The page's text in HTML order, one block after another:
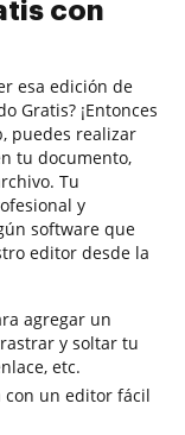
con
esa edición de
Gratis? ¡Entonces
puedes realizar
tu documento,
Tu
y
software que
editor desde la
agregar un
y soltar tu
etc.
con un editor fácil